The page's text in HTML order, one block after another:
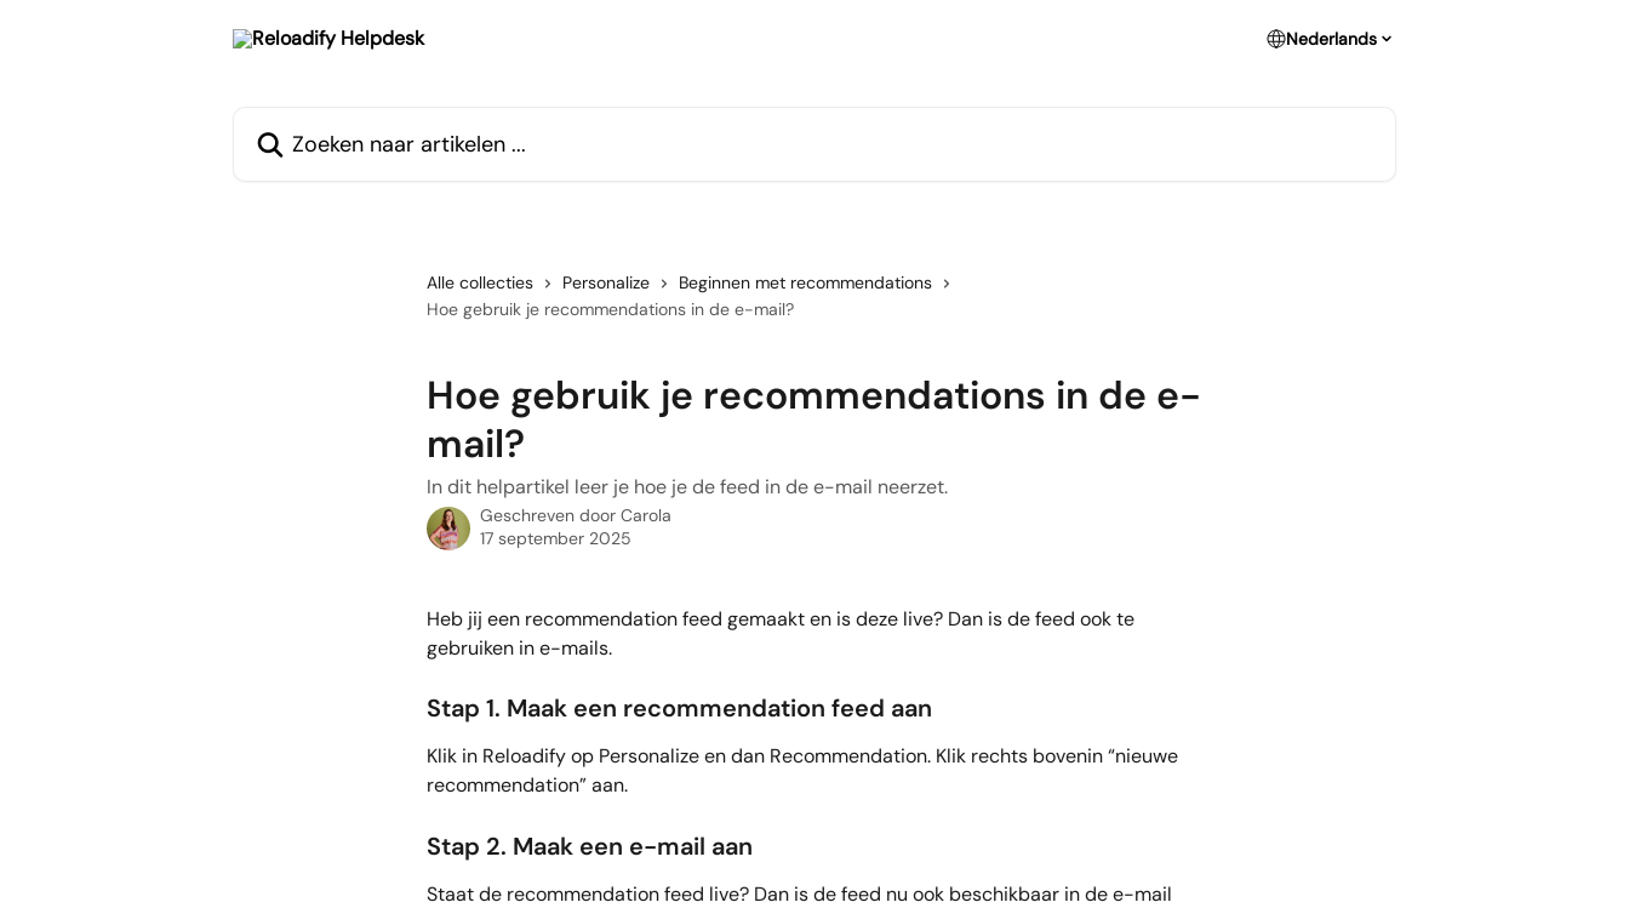
Nederlands
Alle collecties Personalize
Beginnen met recommendations
Hoe gebruik je recommendations in de e-mail?
Hoe gebruik je recommendations in de e-
mail?
In dit helpartikel leer je hoe je de feed in de e-mail neerzet.
Geschreven door Carola
17 september 2025
Heb jij een recommendation feed gemaakt en is deze live? Dan is de feed ook te
gebruiken in e-mails.
Stap 1. Maak een recommendation feed aan
Klik in Reloadify op Personalize en dan Recommendation. Klik rechts bovenin “nieuwe
recommendation” aan.
Stap 2. Maak een e-mail aan
Staat de recommendation feed live? Dan is de feed nu ook beschikbaar in de e-mail